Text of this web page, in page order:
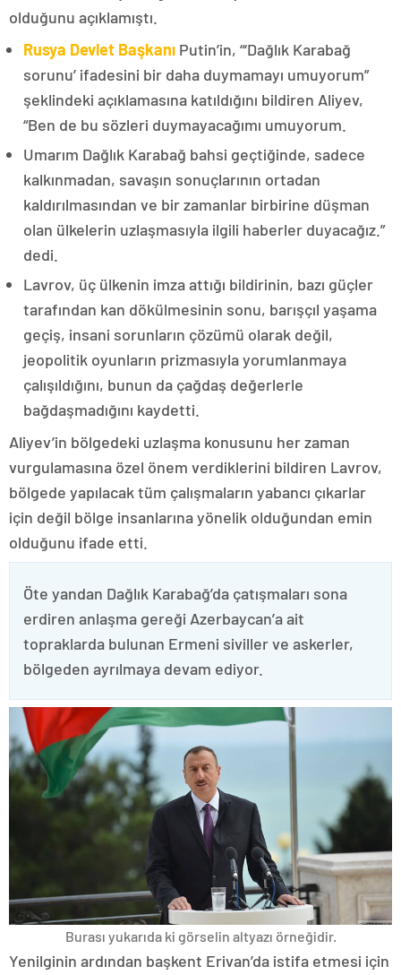
olduğunu açıklamıştı.
Rusya Devlet Başkanı Putin’in, “‘Dağlık Karabağ
sorunu’ ifadesini bir daha duymamayı umuyorum”
şeklindeki açıklamasına katıldığını bildiren Aliyev,
“Ben de bu sözleri duymayacağımı umuyorum.
Umarım Dağlık Karabağ bahsi geçtiğinde, sadece
kalkınmadan, savaşın sonuçlarının ortadan
kaldırılmasından ve bir zamanlar birbirine düşman
olan ülkelerin uzlaşmasıyla ilgili haberler duyacağız.”
dedi.
Lavrov, üç ülkenin imza attığı bildirinin, bazı güçler
tarafından kan dökülmesinin sonu, barışçıl yaşama
geçiş, insani sorunların çözümü olarak değil,
jeopolitik oyunların prizmasıyla yorumlanmaya
çalışıldığını, bunun da çağdaş değerlerle
bağdaşmadığını kaydetti.
Aliyev’in bölgedeki uzlaşma konusunu her zaman
vurgulamasına özel önem verdiklerini bildiren Lavrov,
bölgede yapılacak tüm çalışmaların yabancı çıkarlar
için değil bölge insanlarına yönelik olduğundan emin
olduğunu ifade etti.
Öte yandan Dağlık Karabağ’da çatışmaları sona
erdiren anlaşma gereği Azerbaycan’a ait
topraklarda bulunan Ermeni siviller ve askerler,
bölgeden ayrılmaya devam ediyor.
Burası yukarıda ki görselin altyazı örneğidir.
Yenilginin ardından başkent Erivan’da istifa etmesi için